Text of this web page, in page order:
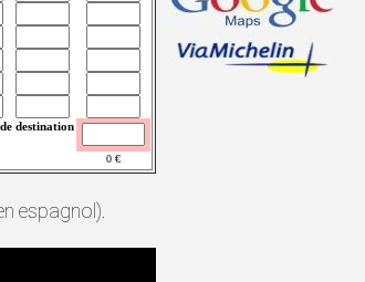
destination
0 €
espagnol).